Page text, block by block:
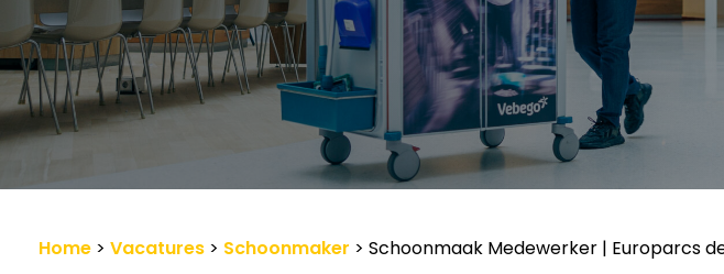
Home > Vacatures > Schoonmaker > Schoonmaak Medewerker | Europarcs
Opleidingen
Werkgevers